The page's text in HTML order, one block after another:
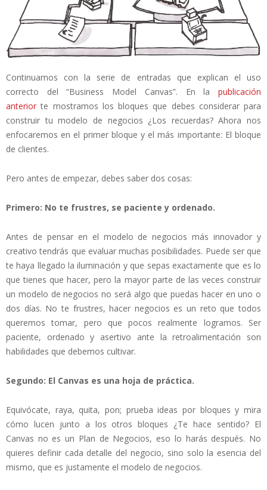
Continuamos con la serie de entradas que explican el uso
correcto del “Business Model Canvas”. En la publicación
anteriorte mostramos los bloques que debes considerar para
construir tu modelo de negocios ¿Los recuerdas? Ahora nos
enfocaremos en el primer bloque y el más importante: El bloque
de clientes.
Pero antes de empezar, debes saber dos cosas:
Primero: No te frustres, se paciente y ordenado.
Antes de pensar en el modelo de negocios más innovador y
creativo tendrás que evaluar muchas posibilidades. Puede ser que
te haya llegado la iluminación y que sepas exactamente que es lo
que tienes que hacer, pero la mayor parte de las veces construir
un modelo de negocios no será algo que puedas hacer en uno o
dos días. No te frustres, hacer negocios es un reto que todos
queremos tomar, pero que pocos realmente logramos. Ser
paciente, ordenado y asertivo ante la retroalimentación son
habilidades que debemos cultivar.
Segundo: El Canvas es una hoja de práctica.
Equivócate, raya, quita, pon; prueba ideas por bloques y mira
cómo lucen junto a los otros bloques ¿Te hace sentido? El
Canvas no es un Plan de Negocios, eso lo harás después. No
quieres definir cada detalle del negocio, sino solo la esencia del
mismo, que es justamente el modelo de negocios.